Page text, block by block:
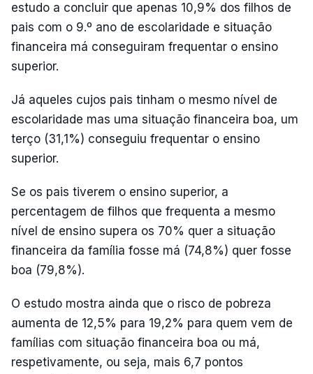
estudo a concluir que apenas 10,9% dos filhos de
pais com o 9.º ano de escolaridade e situação
financeira má conseguiram frequentar o ensino
superior.
Já aqueles cujos pais tinham o mesmo nível de
escolaridade mas uma situação financeira boa, um
terço (31,1%) conseguiu frequentar o ensino
superior.
Se os pais tiverem o ensino superior, a
percentagem de filhos que frequenta a mesmo
nível de ensino supera os 70% quer a situação
financeira da família fosse má (74,8%) quer fosse
boa (79,8%).
O estudo mostra ainda que o risco de pobreza
aumenta de 12,5% para 19,2% para quem vem de
famílias com situação financeira boa ou má,
respetivamente, ou seja, mais 6,7 pontos